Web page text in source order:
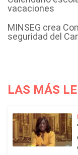
vacaciones
MINSEG crea
seguridad del
LAS MÁS